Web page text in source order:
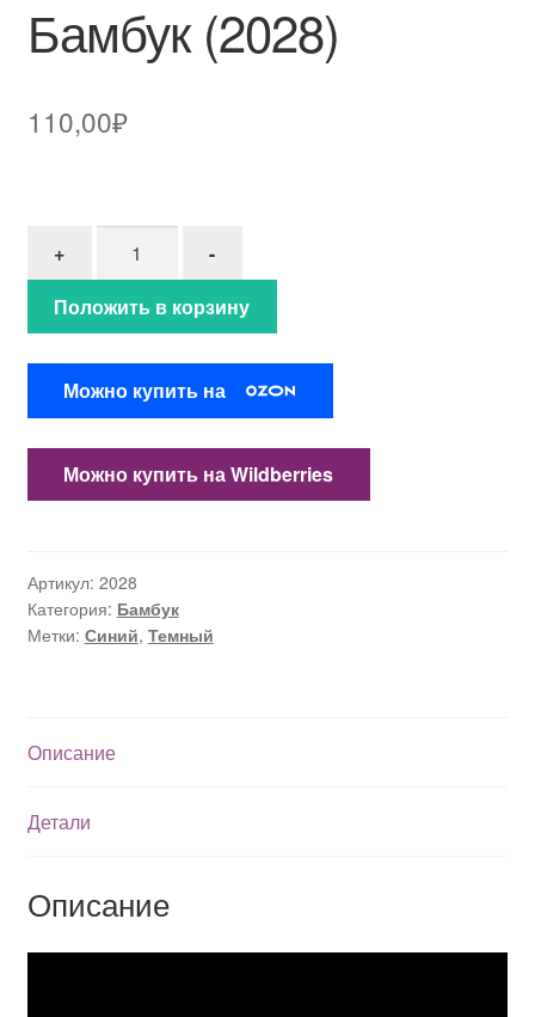
Бамбук (2028)
110,00₽
+
-
Положить в корзину
Можно купить на
Можно купить на Wildberries
Артикул: 2028
Категория: Бамбук
Метки: Синий, Темный
Описание
Детали
Описание